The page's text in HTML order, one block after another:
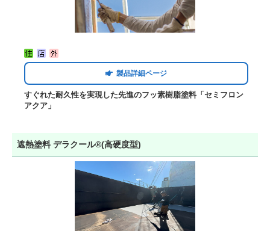
製品詳細ページ
すぐれた耐久性を実現した先進のフッ素樹脂塗料「セミフロン
アクア」
遮熱塗料 デラクール®(高硬度型)